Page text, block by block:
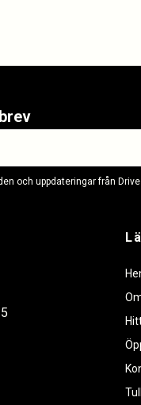
och uppdateringar från